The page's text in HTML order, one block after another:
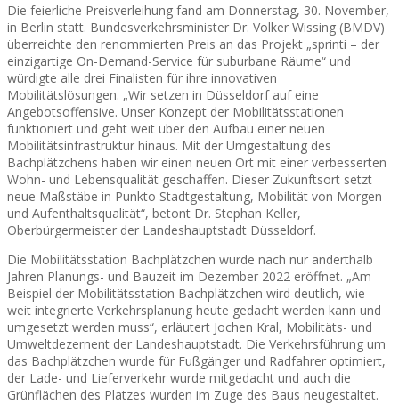
Die feierliche Preisverleihung fand am Donnerstag, 30. November,
in Berlin statt. Bundesverkehrsminister Dr. Volker Wissing (BMDV)
überreichte den renommierten Preis an das Projekt „sprinti – der
einzigartige On-Demand-Service für suburbane Räume“ und
würdigte alle drei Finalisten für ihre innovativen
Mobilitätslösungen. „Wir setzen in Düsseldorf auf eine
Angebotsoffensive. Unser Konzept der Mobilitätsstationen
funktioniert und geht weit über den Aufbau einer neuen
Mobilitätsinfrastruktur hinaus. Mit der Umgestaltung des
Bachplätzchens haben wir einen neuen Ort mit einer verbesserten
Wohn- und Lebensqualität geschaffen. Dieser Zukunftsort setzt
neue Maßstäbe in Punkto Stadtgestaltung, Mobilität von Morgen
und Aufenthaltsqualität“, betont Dr. Stephan Keller,
Oberbürgermeister der Landeshauptstadt Düsseldorf.
Die Mobilitätsstation Bachplätzchen wurde nach nur anderthalb
Jahren Planungs- und Bauzeit im Dezember 2022 eröffnet. „Am
Beispiel der Mobilitätsstation Bachplätzchen wird deutlich, wie
weit integrierte Verkehrsplanung heute gedacht werden kann und
umgesetzt werden muss“, erläutert Jochen Kral, Mobilitäts- und
Umweltdezernent der Landeshauptstadt. Die Verkehrsführung um
das Bachplätzchen wurde für Fußgänger und Radfahrer optimiert,
der Lade- und Lieferverkehr wurde mitgedacht und auch die
Grünflächen des Platzes wurden im Zuge des Baus neugestaltet.